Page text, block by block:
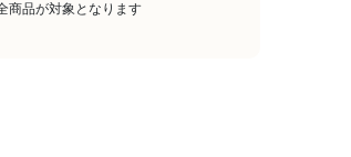
商品が対象となります